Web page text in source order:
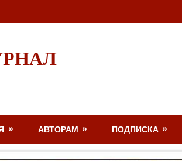
АВТОРАМ ПОДПИСКА